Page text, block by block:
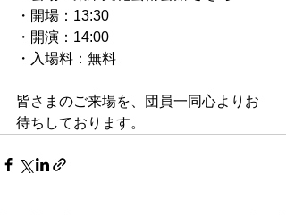
・開場：13:30
・開演：14:00
・入場料：無料
皆さまのご来場を、団員一同心よりお
待ちしております。